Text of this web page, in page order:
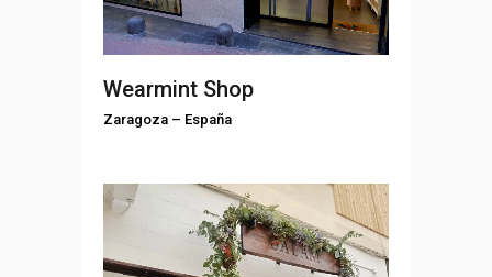
Wearmint Shop
Zaragoza – España